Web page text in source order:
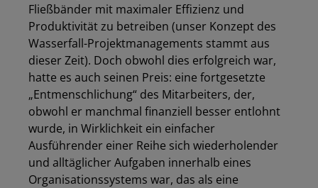
Fließbänder mit maximaler Effizienz und
Produktivität zu betreiben (unser Konzept des
Wasserfall-Projektmanagements stammt aus
dieser Zeit). Doch obwohl dies erfolgreich war,
hatte es auch seinen Preis: eine fortgesetzte
„Entmenschlichung“ des Mitarbeiters, der,
obwohl er manchmal finanziell besser entlohnt
wurde, in Wirklichkeit ein einfacher
Ausführender einer Reihe sich wiederholender
und alltäglicher Aufgaben innerhalb eines
Organisationssystems war, das als eine